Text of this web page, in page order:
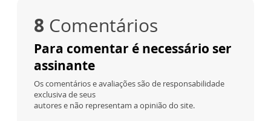
8 Comentários
Para comentar é necessário ser
assinante
Os comentários e avaliações são de responsabilidade
exclusiva de seus
autores e não representam a opinião do site.